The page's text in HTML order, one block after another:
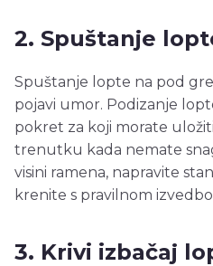
2. Spuštanje
Spuštanje lopte na pod
pojavi umor. Podizanje
pokret za koji morate
trenutku kada nemate
visini ramena, napravite
krenite s pravilnom
3. Krivi izbačaj